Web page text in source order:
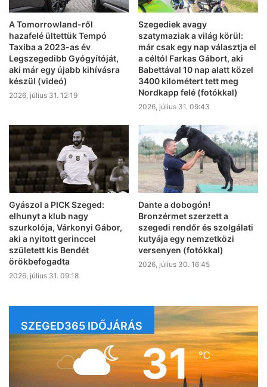
A Tomorrowland-ről
hazafelé ültettük Tempó
Taxiba a 2023-as év
Legszegedibb Gyógyítóját,
aki már egy újabb kihívásra
készül (videó)
2026, július 31. 12:19
Szegediek avagy
szatymaziak a világ körül:
már csak egy nap választja el
a céltól Farkas Gábort, aki
Babettával 10 nap alatt közel
3400 kilométert tett meg
Nordkapp felé (fotókkal)
2026, július 31. 09:43
Gyászol a PICK Szeged:
elhunyt a klub nagy
szurkolója, Várkonyi Gábor,
aki a nyitott gerinccel
született kis Bendét
örökbefogadta
2026, július 31. 09:18
Dante a dobogón!
Bronzérmet szerzett a
szegedi rendőr és szolgálati
kutyája egy nemzetközi
versenyen (fotókkal)
2026, július 30. 16:45
SZEGED365 IDŐJÁRÁS
31℃